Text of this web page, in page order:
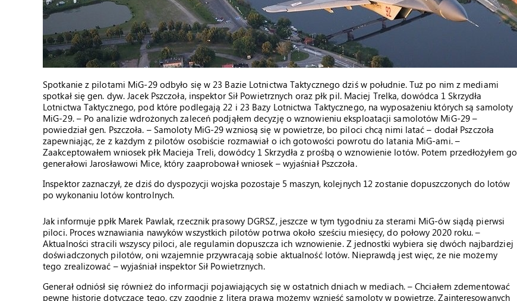
Spotkanie z pilotami MiG-29 odbyło się w 23 Bazie Lotnictwa Taktycznego dziś w południe. Tuż po nim z mediami
spotkał się gen. dyw. Jacek Pszczoła, inspektor Sił Powietrznych oraz płk pil. Maciej Trelka, dowódca 1 Skrzydła
Lotnictwa Taktycznego, pod które podlegają 22 i 23 Bazy Lotnictwa Taktycznego, na wyposażeniu których są samoloty
MiG-29. – Po analizie wdrożonych zaleceń podjąłem decyzję o wznowieniu eksploatacji samolotów MiG-29 –
powiedział gen. Pszczoła. – Samoloty MiG-29 wzniosą się w powietrze, bo piloci chcą nimi latać – dodał Pszczoła
zapewniając, że z każdym z pilotów osobiście rozmawiał o ich gotowości powrotu do latania MiG-ami. –
Zaakceptowałem wniosek płk Macieja Treli, dowódcy 1 Skrzydła z prośbą o wznowienie lotów. Potem przedłożyłem go
generałowi Jarosławowi Mice, który zaaprobował wniosek – wyjaśniał Pszczoła.
Inspektor zaznaczył, że dziś do dyspozycji wojska pozostaje 5 maszyn, kolejnych 12 zostanie dopuszczonych do lotów
po wykonaniu lotów kontrolnych.
Jak informuje ppłk Marek Pawlak, rzecznik prasowy DGRSZ, jeszcze w tym tygodniu za sterami MiG-ów siądą pierwsi
piloci. Proces wznawiania nawyków wszystkich pilotów potrwa około sześciu miesięcy, do połowy 2020 roku. –
Aktualności stracili wszyscy piloci, ale regulamin dopuszcza ich wznowienie. Z jednostki wybiera się dwóch najbardziej
doświadczonych pilotów, oni wzajemnie przywracają sobie aktualność lotów. Nieprawdą jest więc, że nie możemy
tego zrealizować – wyjaśniał inspektor Sił Powietrznych.
Generał odniósł się również do informacji pojawiających się w ostatnich dniach w mediach. – Chciałem zdementować
pewne historie dotyczące tego, czy zgodnie z literą prawa możemy wznieść samoloty w powietrze. Zainteresowanych